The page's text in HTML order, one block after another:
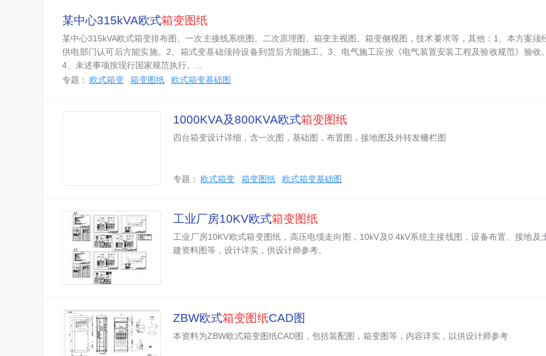
某中心315kVA欧式箱变图纸
某中心315kVA欧式箱变排布图、一次主接线系统图、二次原理图、箱变主视图、箱变侧视图，技术要求等，其他：1、本方案须
供电部门认可后方能实施。2、箱式变基础须待设备到货后方能施工。3、电气施工应按《电气装置安装工程及验收规范》验收
4、未述事项按现行国家规范执行。...
专题： 欧式箱变 箱变图纸 欧式箱变基础图
1000KVA及800KVA欧式箱变图纸
四台箱变设计详细，含一次图，基础图，布置图，接地图及外转发栅栏图
专题： 欧式箱变 箱变图纸 欧式箱变基础图
工业厂房10KV欧式箱变图纸
工业厂房10KV欧式箱变图纸，高压电缆走向图，10kV及0.4kV系统主接线图，设备布置、接地及
建资料图等，设计详实，供设计师参考。
ZBW欧式箱变图纸CAD图
本资料为ZBW欧式箱变图纸CAD图，包括装配图，箱变图等，内容详实，以供设计师参考